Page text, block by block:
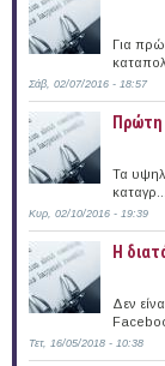
Για
Σάβ, 02/07/2016 - 18:57
Πρώτη
Τα
καταγρ...
Κυρ, 02/10/2016 - 19:39
Η
Δεν
Τετ, 16/05/2018 - 10:38